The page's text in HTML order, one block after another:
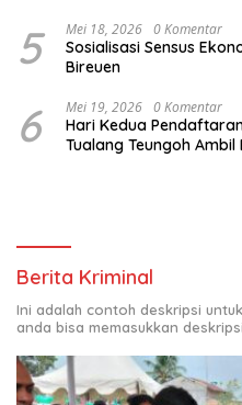
5 Mei 18, 2026 0 Komentar
Sosialisasi Sensus
Bireuen
6 Mei 19, 2026 0 Komentar
Hari Kedua
Tualang Teungoh
Berita Kriminal
Ini adalah contoh deskripsi
anda bisa memasukkan